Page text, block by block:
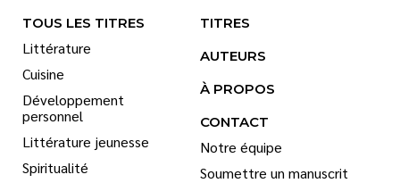
TOUS LES TITRES
Littérature
Cuisine
Développement
personnel
Littérature jeunesse
Spiritualité
TITRES
AUTEURS
À PROPOS
CONTACT
Notre équipe
Soumettre un manuscrit